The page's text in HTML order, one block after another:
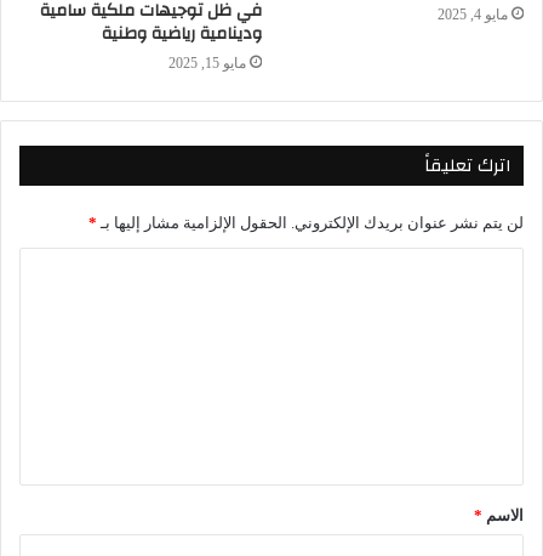
مايو 4, 2025 في ظل توجيهات ملكية سامية
ودينامية رياضية وطنية
مايو 15, 2025
اترك تعليقاً
لن يتم نشر عنوان بريدك الإلكتروني. الحقول الإلزامية مشار إليها بـ *
الاسم *